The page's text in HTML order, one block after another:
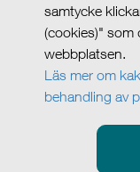
samtycke
(cookies)" som
webbplatsen.
Läs mer om
behandling av